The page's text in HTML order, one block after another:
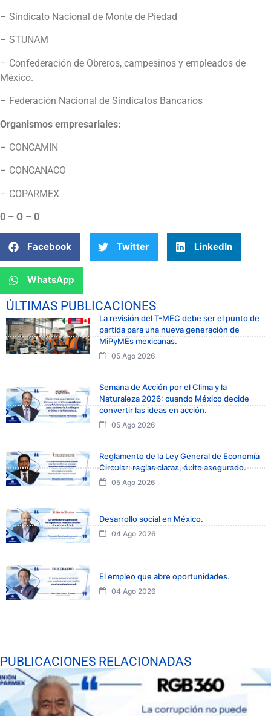
– Sindicato Nacional de Monte de Piedad
– STUNAM
– Confederación de Obreros, campesinos y empleados de
México.
– Federación Nacional de Sindicatos Bancarios
Organismos empresariales:
– CONCAMIN
– CONCANACO
– COPARMEX
0 – O – 0
Facebook Twitter LinkedIn
WhatsApp
ÚLTIMAS PUBLICACIONES
La revisión del T-MEC debe ser el punto de
partida para una nueva generación de
MiPyMEs mexicanas.
05 Ago 2026
Semana de Acción por el Clima y la
Naturaleza 2026: cuando México decide
convertir las ideas en acción.
05 Ago 2026
Reglamento de la Ley General de Economía
Circular: reglas claras, éxito asegurado.
05 Ago 2026
Desarrollo social en México.
04 Ago 2026
El empleo que abre oportunidades.
04 Ago 2026
PUBLICACIONES RELACIONADAS